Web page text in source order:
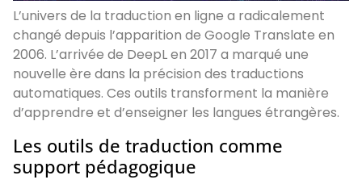
L’univers de la traduction en ligne a radicalement
changé depuis l’apparition de Google Translate en
2006. L’arrivée de DeepL en 2017 a marqué une
nouvelle ère dans la précision des traductions
automatiques. Ces outils transforment la manière
d’apprendre et d’enseigner les langues étrangères.
Les outils de traduction comme
support pédagogique